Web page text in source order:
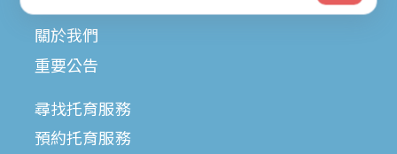
關於我們
重要公告
尋找托育服務
預約托育服務